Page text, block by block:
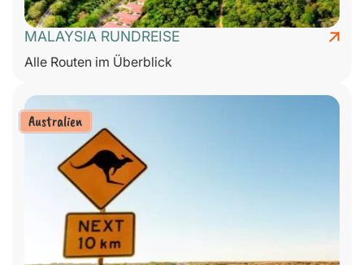
MALAYSIA RUNDREISE
Alle Routen im Überblick
Australien